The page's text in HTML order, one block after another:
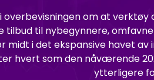
om at
til nybegynnere,
midt i det ekspansive havet
hvert som den nåværende
ytterligere